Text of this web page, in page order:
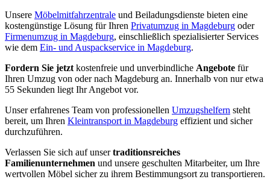
Unsere Möbelmitfahrzentrale und Beiladungsdienste bieten eine
kostengünstige Lösung für Ihren Privatumzug in Magdeburg oder
Firmenumzug in Magdeburg, einschließlich spezialisierter Services
wie dem Ein- und Auspackservice in Magdeburg.
Fordern Sie jetzt kostenfreie und unverbindliche Angebote für
Ihren Umzug von oder nach Magdeburg an. Innerhalb von nur etwa
55 Sekunden liegt Ihr Angebot vor.
Unser erfahrenes Team von professionellen Umzugshelfern steht
bereit, um Ihren Kleintransport in Magdeburg effizient und sicher
durchzuführen.
Verlassen Sie sich auf unsertraditionsreiches
Familienunternehmen und unsere geschulten Mitarbeiter, um Ihre
wertvollen Möbel sicher zu ihrem Bestimmungsort zu transportieren.